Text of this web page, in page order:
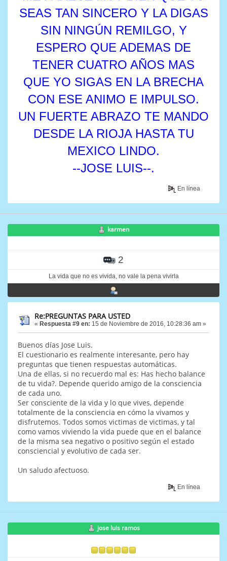
SEAS TAN SINCERO Y LA DIGAS
SIN NINGÚN REMILGO, Y
ESPERO QUE ADEMAS DE
TENER CUATRO AÑOS MAS
QUE YO SIGAS EN LA BRECHA
CON ESE ANIMO E IMPULSO.
UN FUERTE ABRAZO TE MANDO
DESDE LA RIOJA HASTA TU
MEXICO LINDO.
--JOSE LUIS--.
En línea
karmen
2
La vida que no es vivida, no vale la pena vivirla
Re:PREGUNTAS PARA USTED
« Respuesta #9 en: 15 de Noviembre de 2016, 10:28:36 am »
Buenos días Jose Luis.
El cuestionario es realmente interesante, pero hay
preguntas que tienen respuestas automáticas.
Una de ellas, si no recuerdo mal es: Has hecho balance
de tu vida?. Depende querido amigo de la consciencia
de cada uno.
Ser consciente de la vida y lo que vives, depende
totalmente de la consciencia en cómo la vivamos y
disfrutemos. Todos somos victimas de victimas, y tal
como vamos viviendo la vida puede que en el balance
de la misma sea negativo o positivo según el estado
consciencial y evolutivo de cada ser.
Un saludo afectuoso.
En línea
jose luis ramos